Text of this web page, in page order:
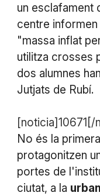
un esclafament
centre informen
"massa inflat
utilitza crosses
dos alumnes
Jutjats de Rubí.
[noticia]10671[/
No és la
protagonitzen
portes de
ciutat, a la